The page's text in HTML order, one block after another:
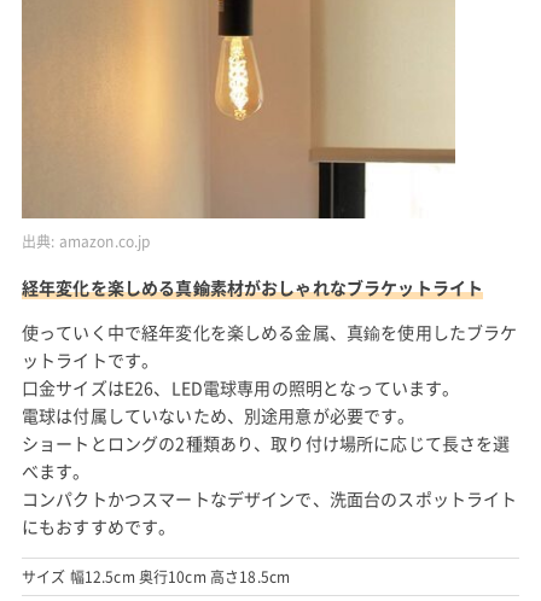
出典: amazon.co.jp
経年変化を楽しめる真鍮素材がおしゃれなブラケットライト
使っていく中で経年変化を楽しめる金属、真鍮を使用したブラケ
ットライトです。
口金サイズはE26、LED電球専用の照明となっています。
電球は付属していないため、別途用意が必要です。
ショートとロングの2種類あり、取り付け場所に応じて長さを選
べます。
コンパクトかつスマートなデザインで、洗面台のスポットライト
にもおすすめです。
サイズ 幅12.5cm 奥行10cm 高さ18.5cm